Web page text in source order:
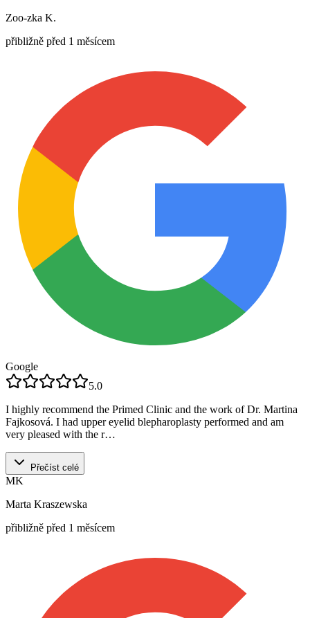
Zoo-zka K.
přibližně před 1 měsícem
Google
5.0
I highly recommend the Primed Clinic and the work of Dr. Martina
Fajkosová. I had upper eyelid blepharoplasty performed and am
very pleased with the r…
Přečíst celé
MK
Marta Kraszewska
přibližně před 1 měsícem